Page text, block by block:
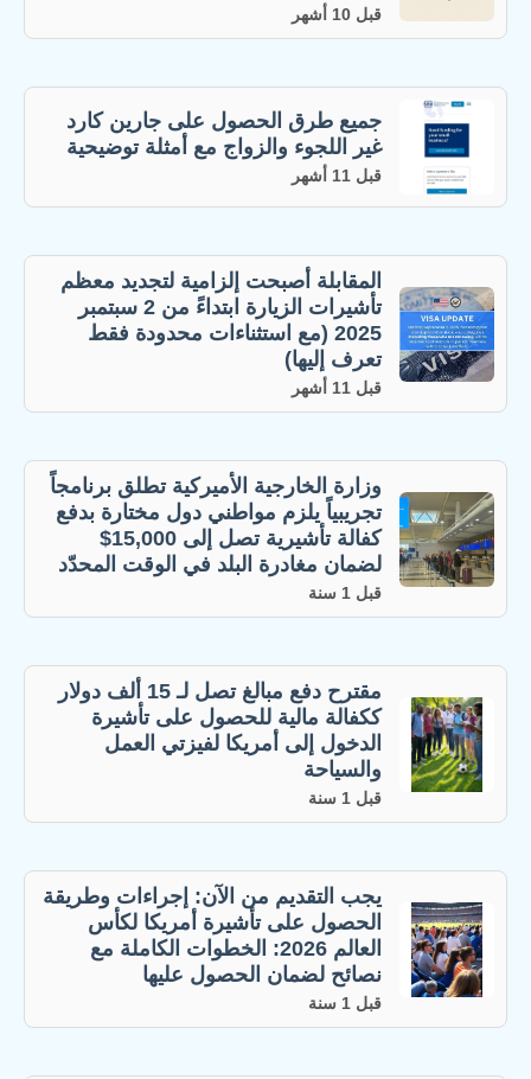
قبل 10 أشهر
جميع طرق الحصول على جارين كارد
غير اللجوء والزواج مع أمثلة توضيحية
قبل 11 أشهر
المقابلة أصبحت إلزامية لتجديد معظم
تأشيرات الزيارة ابتداءً من 2 سبتمبر
2025 (مع استثناءات محدودة فقط
تعرف إليها)
قبل 11 أشهر
وزارة الخارجية الأميركية تطلق برنامجاً
تجريبياً يلزم مواطني دول مختارة بدفع
كفالة تأشيرية تصل إلى 15,000$
لضمان مغادرة البلد في الوقت المحدّد
قبل 1 سنة
مقترح دفع مبالغ تصل لـ 15 ألف دولار
ككفالة مالية للحصول على تأشيرة
الدخول إلى أمريكا لفيزتي العمل
والسياحة
قبل 1 سنة
يجب التقديم من الآن: إجراءات وطريقة
الحصول على تأشيرة أمريكا لكأس
العالم 2026: الخطوات الكاملة مع
نصائح لضمان الحصول عليها
قبل 1 سنة